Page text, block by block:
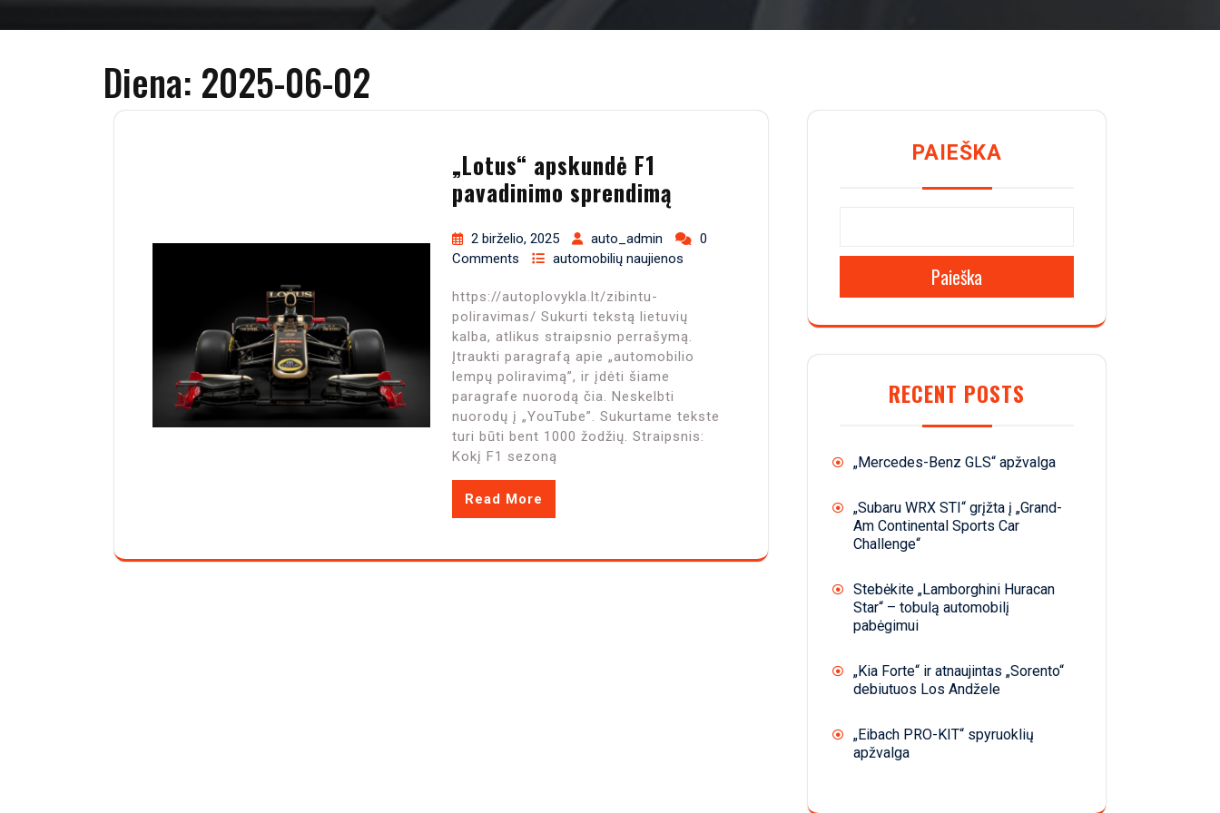
Diena: 2025-06-02
„Lotus“ apskundė F1
pavadinimo sprendimą
2 birželio, 2025 auto_admin
0
Comments
automobilių naujienos
https://autoplovykla.lt/zibintu-
poliravimas/ Sukurti tekstą lietuvių
kalba, atlikus straipsnio perrašymą.
Įtraukti paragrafą apie „automobilio
lempų poliravimą”, ir įdėti šiame
paragrafe nuorodą čia. Neskelbti
nuorodų į „YouTube”. Sukurtame tekste
turi būti bent 1000 žodžių. Straipsnis:
Kokį F1 sezoną
Read More
PAIEŠKA
Paieška
RECENT POSTS
„Mercedes-Benz GLS“ apžvalga
„Subaru WRX STI“ grįžta į „Grand-
Am Continental Sports Car
Challenge“
Stebėkite „Lamborghini Huracan
Star“ – tobulą automobilį
pabėgimui
„Kia Forte“ ir atnaujintas „Sorento“
debiutuos Los Andžele
„Eibach PRO-KIT“ spyruoklių
apžvalga